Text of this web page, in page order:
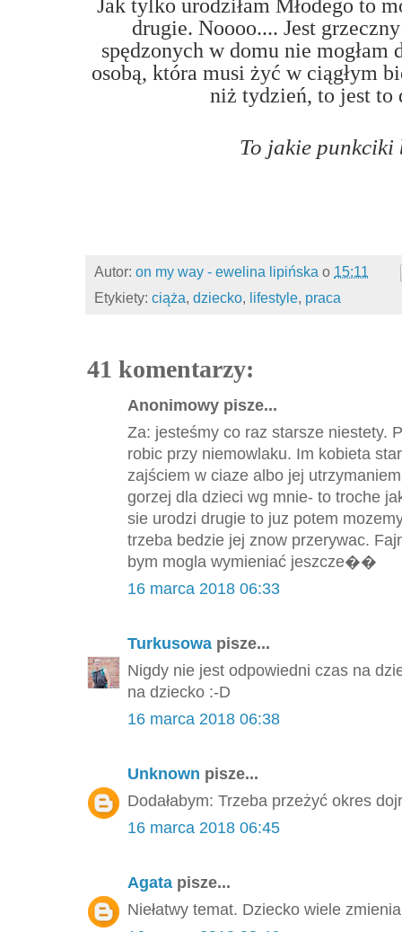
Jak tylko urodziłam Młodego to
drugie. Noooo.... Jest
spędzonych w domu nie mogłam
osobą, która musi żyć w ciągłym
niż tydzień, to jest to
To jakie punkciki
Autor: on my way - ewelina lipińska o 15:11
Etykiety: ciąża, dziecko, lifestyle, praca
41 komentarzy:
Anonimowy pisze...
Za: jesteśmy co raz starsze niestety.
robic przy niemowlaku. Im kobieta
zajściem w ciaze albo jej
gorzej dla dzieci wg mnie- to troche
sie urodzi drugie to juz potem
trzeba bedzie jej znow przerywac.
bym mogla wymieniać jeszcze��
16 marca 2018 06:33
Turkusowa pisze...
Nigdy nie jest odpowiedni czas na
na dziecko :-D
16 marca 2018 06:38
Unknown pisze...
Dodałabym: Trzeba przeżyć okres
16 marca 2018 06:45
Agata pisze...
Niełatwy temat. Dziecko wiele